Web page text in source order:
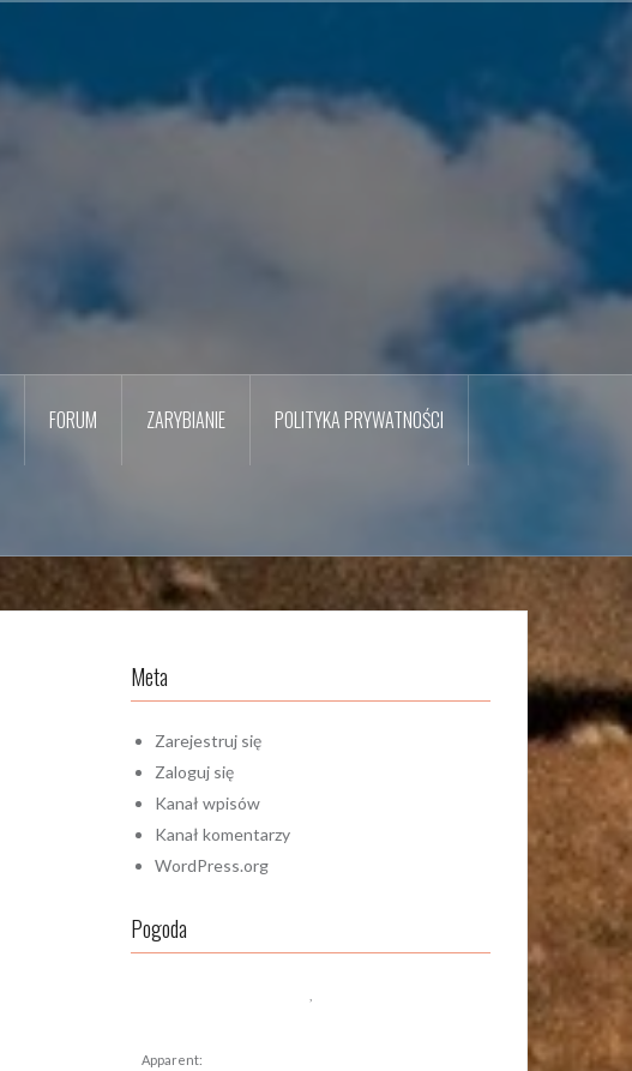
FORUM ZARYBIANIE POLITYKA PRYWATNOŚCI
Meta
Zarejestruj się
Zaloguj się
Kanał wpisów
Kanał komentarzy
WordPress.org
Pogoda
Apparent: